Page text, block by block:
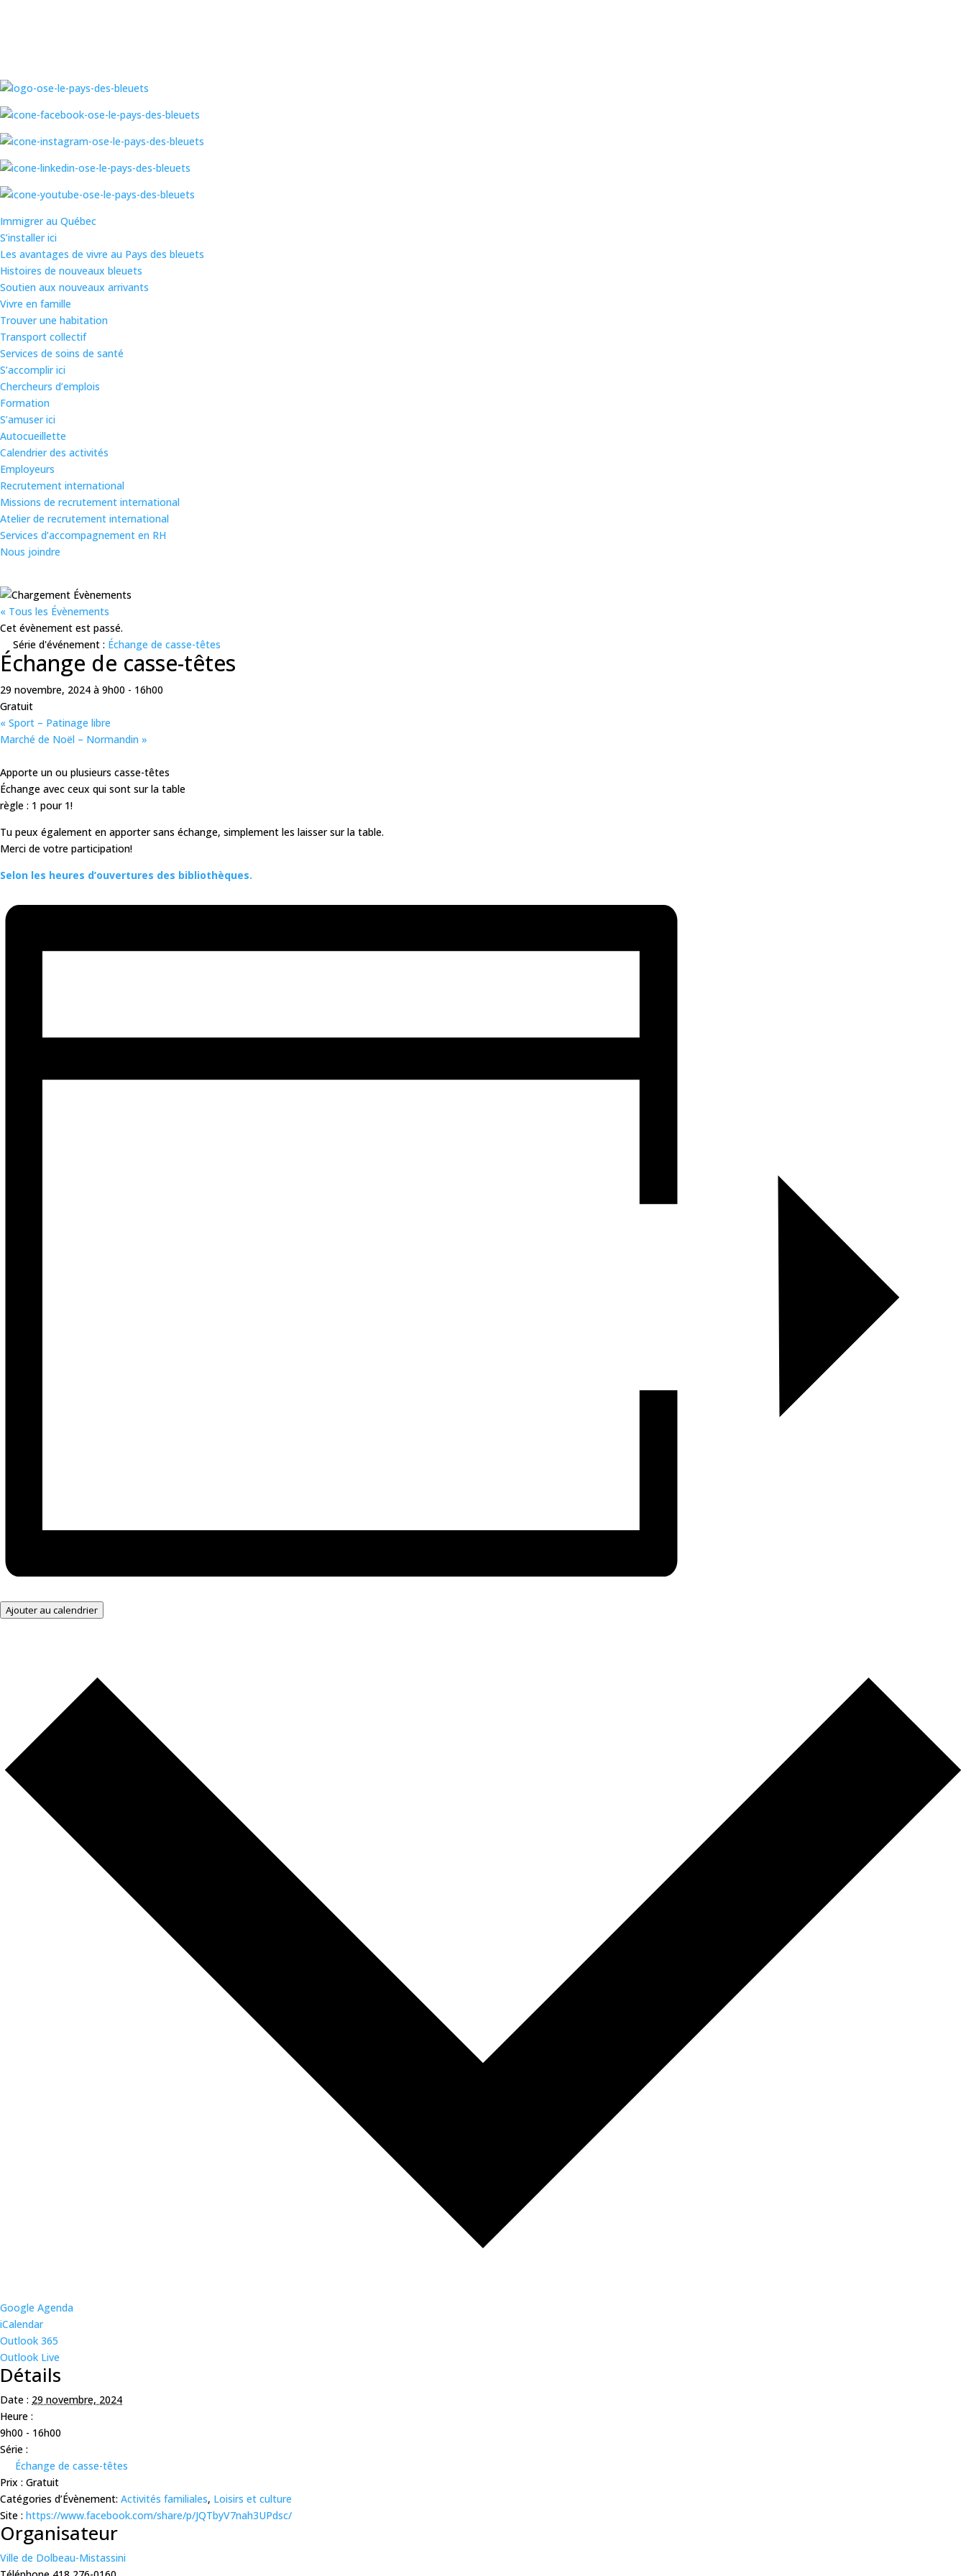
Immigrer au Québec
S’installer ici
Les avantages de vivre au Pays des bleuets
Histoires de nouveaux bleuets
Soutien aux nouveaux arrivants
Vivre en famille
Trouver une habitation
Transport collectif
Services de soins de santé
S’accomplir ici
Chercheurs d’emplois
Formation
S’amuser ici
Autocueillette
Calendrier des activités
Employeurs
Recrutement international
Missions de recrutement international
Atelier de recrutement international
Services d’accompagnement en RH
Nous joindre
« Tous les Évènements
Cet évènement est passé.
Série d'événement : Échange de casse-têtes
Échange de casse-têtes
29 novembre, 2024 à 9h00 - 16h00
Gratuit
« Sport – Patinage libre
Marché de Noël – Normandin »
Apporte un ou plusieurs casse-têtes
Échange avec ceux qui sont sur la table
règle : 1 pour 1!
Tu peux également en apporter sans échange, simplement les laisser sur la table.
Merci de votre participation!
Selon les heures d’ouvertures des bibliothèques.
Ajouter au calendrier
Google Agenda
iCalendar
Outlook 365
Outlook Live
Détails
Date : 29 novembre, 2024
Heure :
9h00 - 16h00
Série :
Échange de casse-têtes
Prix : Gratuit
Catégories d’Évènement: Activités familiales, Loisirs et culture
Site : https://www.facebook.com/share/p/JQTbyV7nah3UPdsc/
Organisateur
Ville de Dolbeau-Mistassini